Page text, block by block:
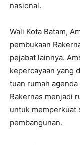
nasional.
Wali Kota Batam,
pembukaan
pejabat lainnya.
kepercayaan yang
tuan rumah
Rakernas menjadi
untuk memperkuat
pembangunan.